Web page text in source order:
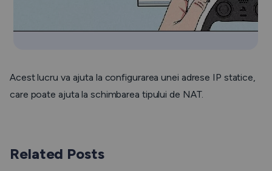
Acest lucru va ajuta la configurarea unei adrese IP statice,
care poate ajuta la schimbarea tipului de NAT.
Related Posts